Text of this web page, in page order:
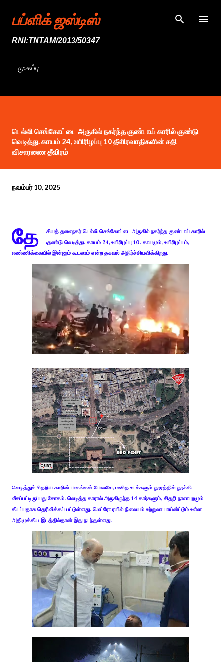
முதன்மை உள்ளடக்கத்திற்குச் செல்
பப்ளிக் ஜஸ்டிஸ்
RNI:TNTAM/2013/50347
முகப்பு
டெல்லி செங்கோட்டை அருகில் நகர்ந்த குண்டாய் காரில் குண்டு
வெடித்து. காயம் 24, உயிரிழப்பு 10 தீவிரவாதிகளின் சதி
விசாரணை தீவிரம்
நவம்பர் 10, 2025
தே
சியத் தலைநகர் டெல்லி செங்கோட்டை அருகில் நகர்ந்த குண்டாய் காரில்
குண்டு வெடித்து. காயம் 24, உயிரிழப்பு 10. காயமும், உயிரிழப்பும்,
எண்ணிக்கையில் இன்னும் கூடலாம் என்ற தகவல் அதிர்ச்சியளிக்கிறது.
வெடித்துச் சிதறிய காரின் பாகங்கள் போலவே, மனித உடல்களும் தூரத்தில் தூக்கி
வீசப்பட்டிருப்பது சோகம். வெடித்த காரால் அருகிருந்த 14 கார்களும், சிதறி நாலாபுறமும்
கிடப்பதாக தெரிவிக்கப் பட்டுள்ளது. மெட்ரோ ரயில் நிலையம் சுற்றுலா பாய்ன்ட்டும் உள்ள
அதிமுக்கிய இடத்தில்தான் இது நடந்துள்ளது.